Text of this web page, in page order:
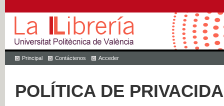
Principal Contáctenos Acceder
POLÍTICA DE